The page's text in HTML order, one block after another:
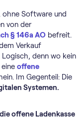
ohne Software und
von der
§ 146a AO befreit.
Verkauf
denn wo kein
offene
Im Gegenteil: Die
Systemen.
offene Ladenkasse